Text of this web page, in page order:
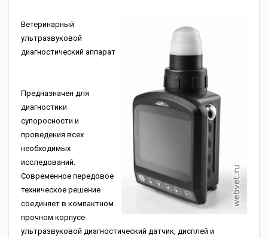
Ветеринарный
ультразвуковой
диагностический аппарат
Предназначен для
диагностики
супоросности и
проведения всех
необходимых
исследований.
Современное передовое
техническое решение
соединяет в компактном
прочном корпусе
ультразвуковой диагностический датчик, дисплей и